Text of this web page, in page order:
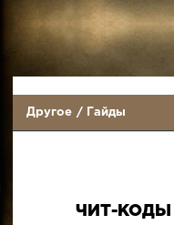
Другое / Гайды
ЧИТ-КОДЫ